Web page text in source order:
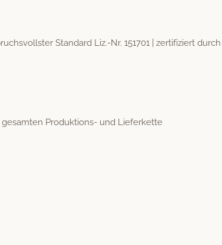
Stan­dard Liz.-Nr. 151701 | zer­ti­fiziert
Pro­duk­tions- und Lieferkette